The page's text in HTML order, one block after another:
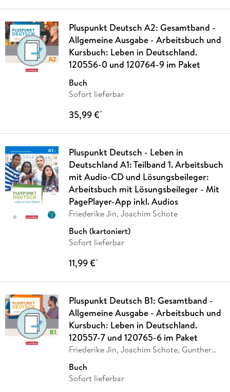
Pluspunkt Deutsch A2: Gesamtband -
Allgemeine Ausgabe - Arbeitsbuch und
Kursbuch: Leben in Deutschland.
120556-0 und 120764-9 im Paket
Buch
Sofort lieferbar
35,99 €*
Pluspunkt Deutsch - Leben in
Deutschland A1: Teilband 1. Arbeitsbuch
mit Audio-CD und Lösungsbeileger:
Arbeitsbuch mit Lösungsbeileger - Mit
PagePlayer-App inkl. Audios
Friederike Jin, Joachim Schote
Buch (kartoniert)
Sofort lieferbar
11,99 €*
Pluspunkt Deutsch B1: Gesamtband -
Allgemeine Ausgabe - Arbeitsbuch und
Kursbuch: Leben in Deutschland.
120557-7 und 120765-6 im Paket
Friederike Jin, Joachim Schote, Gunther
Buch
Sofort lieferbar